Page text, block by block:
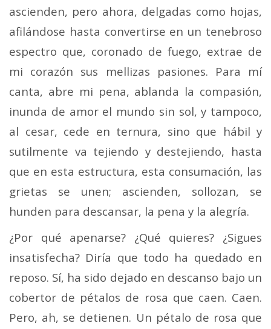
ascienden, pero ahora, delgadas como hojas,
afilándose hasta convertirse en un tenebroso
espectro que, coronado de fuego, extrae de
mi corazón sus mellizas pasiones. Para mí
canta, abre mi pena, ablanda la compasión,
inunda de amor el mundo sin sol, y tampoco,
al cesar, cede en ternura, sino que hábil y
sutilmente va tejiendo y destejiendo, hasta
que en esta estructura, esta consumación, las
grietas se unen; ascienden, sollozan, se
hunden para descansar, la pena y la alegría.
¿Por qué apenarse? ¿Qué quieres? ¿Sigues
insatisfecha? Diría que todo ha quedado en
reposo. Sí, ha sido dejado en descanso bajo un
cobertor de pétalos de rosa que caen. Caen.
Pero, ah, se detienen. Un pétalo de rosa que